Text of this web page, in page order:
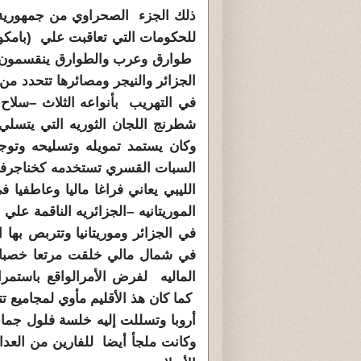
للحكومات التي تعاقبت علي
طوارق وعرب والطوارق ينقسمون
الجزائر والنيجر ومصائرها
في التهريب بأنواعه الثلاث
شطرنج اللجان الثوريه التي
وكان يستمد تمويله وتسليحه
السبات القسري تستخدمه
الليبي يعاني فراغا ماليا
الموريتانيه –الجزائريه الناقمة
في الجزائر وموريتانيا وتتربص بها
في شمال مالي خلقت مرتعا خصبا
الماليه لفرض الأمرالواقع
كما كان هذ الأقليم مأوي
أروبا وتسللت إليه خلسة فلول
وكانت ملجأ أيضا للفارين من